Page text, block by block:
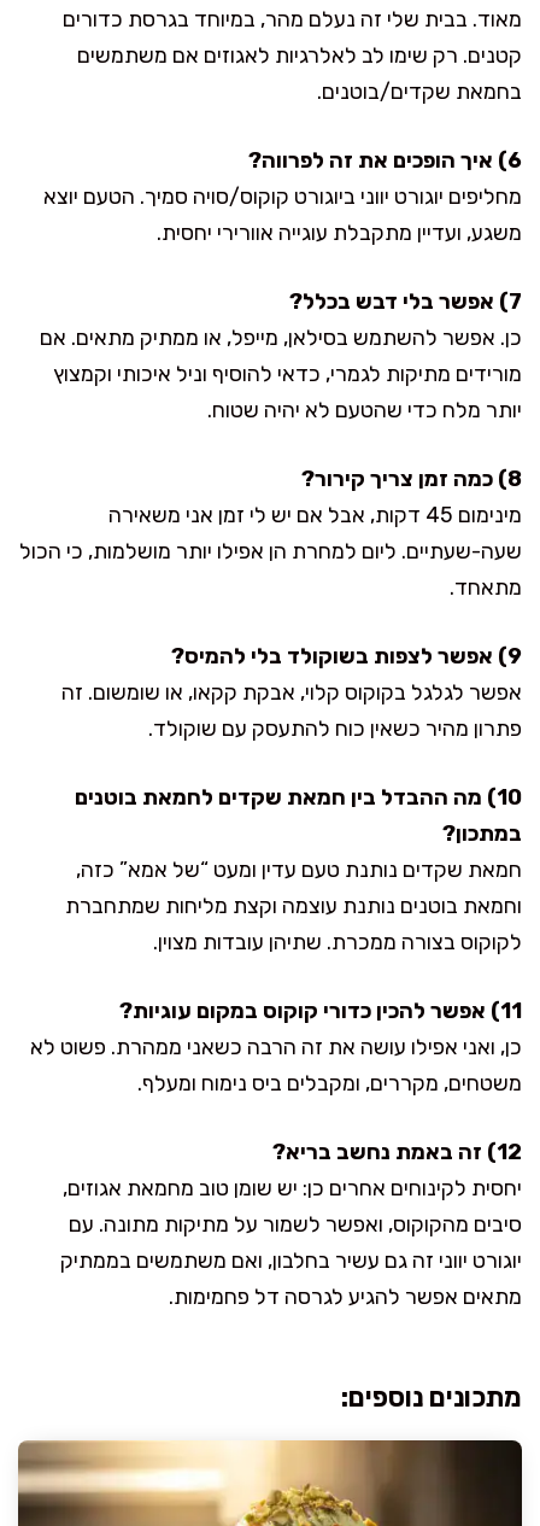
מאוד. בבית שלי זה נעלם מהר, במיוחד בגרסת כדורים
קטנים. רק שימו לב לאלרגיות לאגוזים אם משתמשים
בחמאת שקדים/בוטנים.
6) איך הופכים את זה לפרווה?
מחליפים יוגורט יווני ביוגורט קוקוס/סויה סמיך. הטעם יוצא
משגע, ועדיין מתקבלת עוגייה אוורירי יחסית.
7) אפשר בלי דבש בכלל?
כן. אפשר להשתמש בסילאן, מייפל, או ממתיק מתאים. אם
מורידים מתיקות לגמרי, כדאי להוסיף וניל איכותי וקמצוץ
יותר מלח כדי שהטעם לא יהיה שטוח.
8) כמה זמן צריך קירור?
מינימום 45 דקות, אבל אם יש לי זמן אני משאירה
שעה-שעתיים. ליום למחרת הן אפילו יותר מושלמות, כי הכול
מתאחד.
9) אפשר לצפות בשוקולד בלי להמיס?
אפשר לגלגל בקוקוס קלוי, אבקת קקאו, או שומשום. זה
פתרון מהיר כשאין כוח להתעסק עם שוקולד.
10) מה ההבדל בין חמאת שקדים לחמאת בוטנים
במתכון?
חמאת שקדים נותנת טעם עדין ומעט “של אמא” כזה,
וחמאת בוטנים נותנת עוצמה וקצת מליחות שמתחברת
לקוקוס בצורה ממכרת. שתיהן עובדות מצוין.
11) אפשר להכין כדורי קוקוס במקום עוגיות?
כן, ואני אפילו עושה את זה הרבה כשאני ממהרת. פשוט לא
משטחים, מקררים, ומקבלים ביס נימוח ומעלף.
12) זה באמת נחשב בריא?
יחסית לקינוחים אחרים כן: יש שומן טוב מחמאת אגוזים,
סיבים מהקוקוס, ואפשר לשמור על מתיקות מתונה. עם
יוגורט יווני זה גם עשיר בחלבון, ואם משתמשים בממתיק
מתאים אפשר להגיע לגרסה דל פחמימות.
מתכונים נוספים: